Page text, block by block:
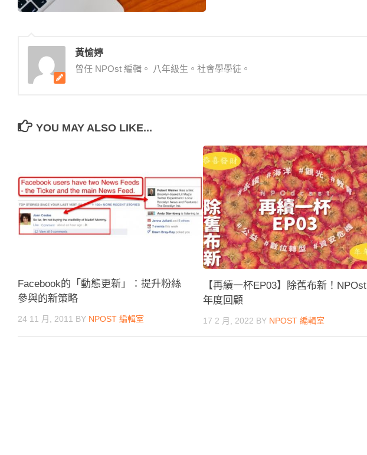
黃愉婷
曾任 NPOst 編輯。 八年級生。社會學學徒。
YOU MAY ALSO LIKE...
Facebook的「動態更新」：提升粉絲
參與的新策略
24 11 月, 2011 BY NPOST 編輯室
【再續一杯EP03】除舊布新！NPOst
年度回顧
17 2 月, 2022 BY NPOST 編輯室